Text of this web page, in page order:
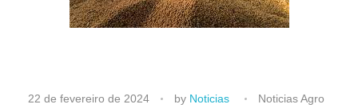
T
22 de fevereiro de 2024 by Noticias Noticias Agro